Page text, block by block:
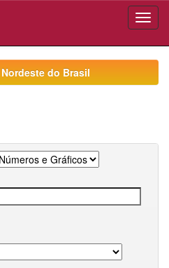
do Brasil